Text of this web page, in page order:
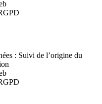
: Suivi de l’origine du